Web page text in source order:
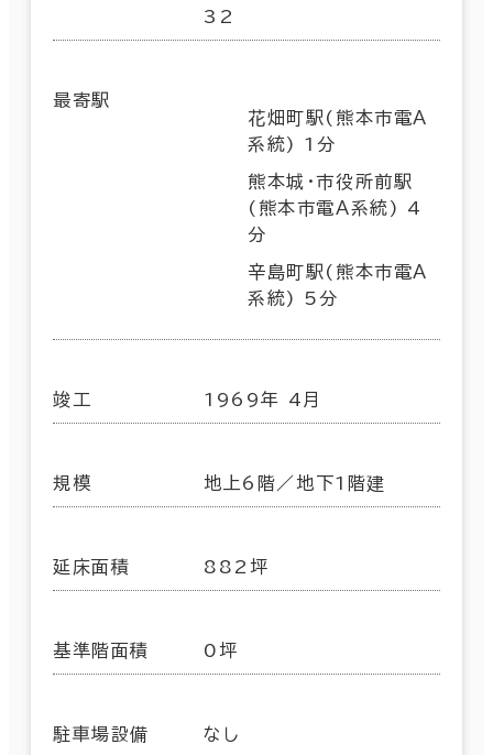
32
最寄駅
花畑町駅(熊本市電Ａ
系統) 1分
熊本城・市役所前駅
(熊本市電Ａ系統) 4
分
辛島町駅(熊本市電Ａ
系統) 5分
竣工 1969年 4月
規模 地上6階／地下1階建
延床面積 882坪
基準階面積 0坪
駐車場設備 なし